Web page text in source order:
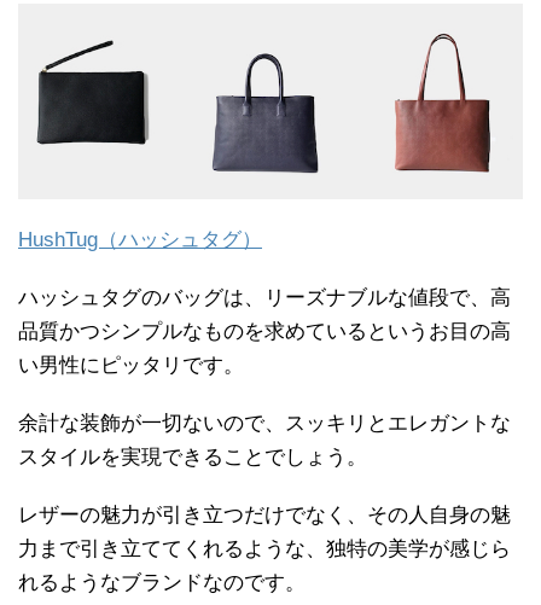
HushTug（ハッシュタグ）
ハッシュタグのバッグは、リーズナブルな値段で、高
品質かつシンプルなものを求めているというお目の高
い男性にピッタリです。
余計な装飾が一切ないので、スッキリとエレガントな
スタイルを実現できることでしょう。
レザーの魅力が引き立つだけでなく、その人自身の魅
力まで引き立ててくれるような、独特の美学が感じら
れるようなブランドなのです。